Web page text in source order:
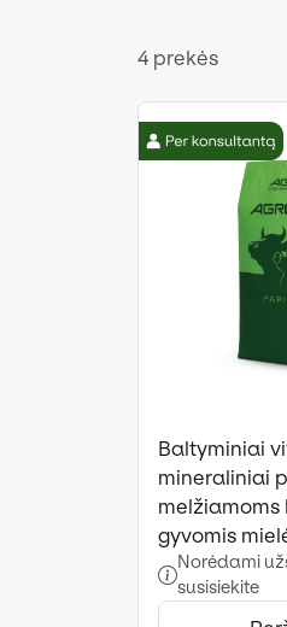
4 prekės
Baltyminiai
mineraliniai
melžiamoms
gyvomis
Norėdami
susisiekite